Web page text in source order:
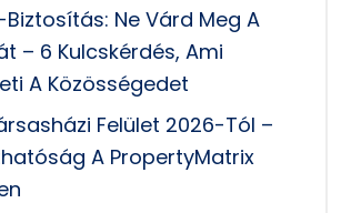
Ne Várd Meg A
– 6 Kulcskérdés, Ami
A Közösségedet
Felület 2026-Tól –
A PropertyMatrix